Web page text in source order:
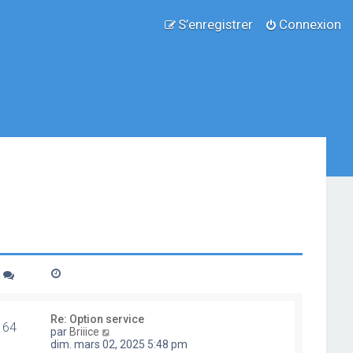
Connexion
S’enregistrer
64
Re: Option service
par Briiice
o
dim. mars 02, 2025 5:48 pm